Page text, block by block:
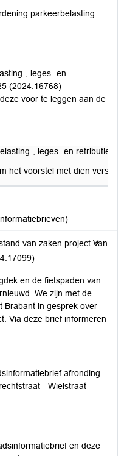
parkeerbelasting
, leges- en
(2024.16768)
voor te leggen aan de
, leges- en
het voorstel met dien
van zaken project Van
en de fietspaden van
We zijn met de
Brabant in gesprek over
Via deze brief informeren
afronding
- Wielstraat
en deze